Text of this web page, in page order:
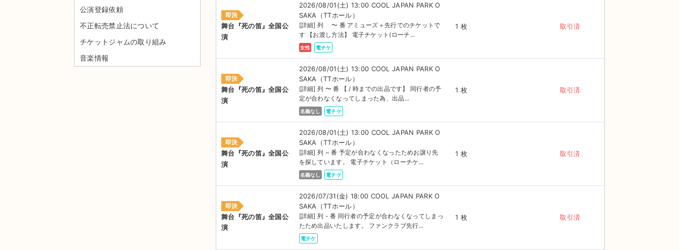
即決
舞台『死の笛』全国公
演
2026/08/01(土) 13:00 COOL JAPAN PARK O
SAKA（TTホール）
[詳細] 列 〜 番 アミューズ＋先行でのチケットで
す 【お渡し方法】 電子チケット(ローチ...
女性 電チケ
1 枚 取引済
即決
舞台『死の笛』全国公
演
2026/08/01(土) 13:00 COOL JAPAN PARK O
SAKA（TTホール）
[詳細] 列 〜 番 【 / 時までの出品です】 同行者の予
定が合わなくなってしまった為、出品...
名義なし 電チケ
1 枚 取引済
即決
舞台『死の笛』全国公
演
2026/08/01(土) 13:00 COOL JAPAN PARK O
SAKA（TTホール）
[詳細] 列 ~ 番 予定が合わなくなったためお譲り先
を探しています。 電子チケット（ローチケ...
名義なし 電チケ
1 枚 取引済
即決
舞台『死の笛』全国公
演
2026/07/31(金) 18:00 COOL JAPAN PARK O
SAKA（TTホール）
[詳細] 列 - 番 同行者の予定が合わなくなってしまっ
たため出品いたします。 ファンクラブ先行...
電チケ
1 枚 取引済
公演登録依頼
不正転売禁止法について
チケットジャムの取り組み
音楽情報